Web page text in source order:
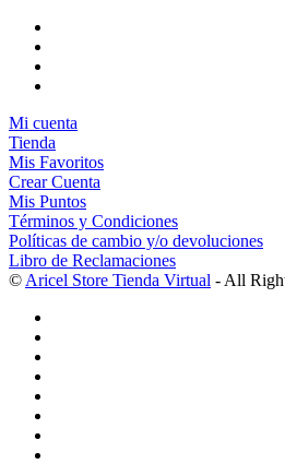
Mi cuenta
Tienda
Mis Favoritos
Crear Cuenta
Mis Puntos
Términos y Condiciones
Políticas de cambio y/o devoluciones
Libro de Reclamaciones
© Aricel Store Tienda Virtual - All